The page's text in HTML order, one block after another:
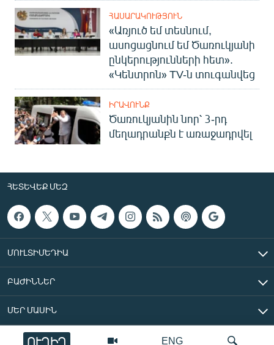
ENG
ՈՒՂԻՂ
ՀԱՍԱՐԱԿՈՒԹՅՈՒՆ
«Առյուծ եմ տեսնում,
ասոցացնում եմ Ծառուկյանի
ընկերությունների հետ».
«Կենտրոն» TV-ն տուգանվեց
ԻՐԱՎՈՒՆՔ
Ծառուկյանին նոր՝ 3-րդ
մեղադրանքն է առաջադրվել
ՀԵՏԵՎԵՔ ՄԵԶ
ՄՈՒԼՏԻՄԵԴԻԱ
ԲԱԺԻՆՆԵՐ
ՄԵՐ ՄԱՍԻՆ
«Ազատ Եվրոպա/Ազատություն» ռադիոկայան © 2026